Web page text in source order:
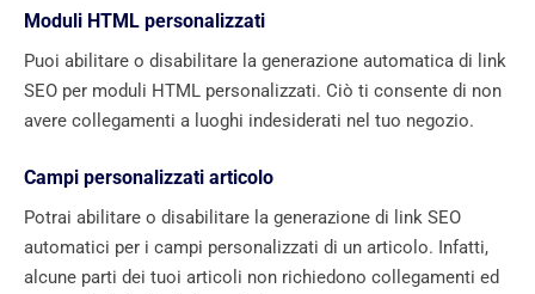
Moduli HTML personalizzati
Puoi abilitare o disabilitare la generazione automatica di link
SEO per moduli HTML personalizzati. Ciò ti consente di non
avere collegamenti a luoghi indesiderati nel tuo negozio.
Campi personalizzati articolo
Potrai abilitare o disabilitare la generazione di link SEO
automatici per i campi personalizzati di un articolo. Infatti,
alcune parti dei tuoi articoli non richiedono collegamenti ed